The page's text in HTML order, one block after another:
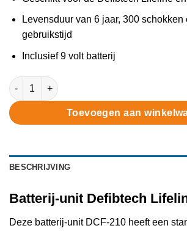
Levensduur van 6 jaar, 300 schokken
gebruikstijd
Inclusief 9 volt batterij
Batterij-unit Defibtech Lifeline aantal
Toevoegen aan
BESCHRIJVING
Batterij-unit Defibtech
Deze batterij-unit DCF-210 heeft een